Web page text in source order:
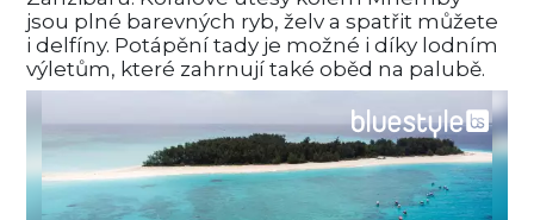
jsou plné barevných ryb, želv a spatřit můžete
i delfíny. Potápění tady je možné i díky lodním
výletům, které zahrnují také oběd na palubě.